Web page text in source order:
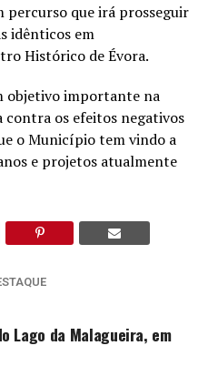
percurso que irá prosseguir
idênticos em
Histórico de Évora.
objetivo importante na
os efeitos negativos
o Município tem vindo a
e projetos atualmente
Lago da Malagueira, em